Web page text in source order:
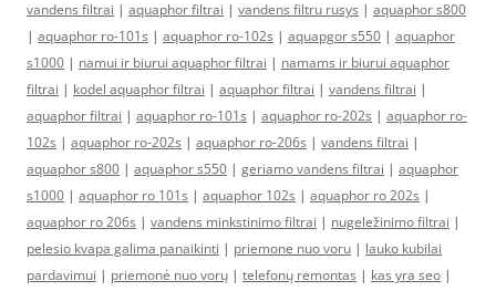
vandens filtrai | aquaphor filtrai | vandens filtru rusys | aquaphor s800
| aquaphor ro-101s | aquaphor ro-102s | aquapgor s550 | aquaphor
s1000 | namui ir biurui aquaphor filtrai | namams ir biurui aquaphor
filtrai | kodel aquaphor filtrai | aquaphor filtrai | vandens filtrai |
aquaphor filtrai | aquaphor ro-101s | aquaphor ro-202s | aquaphor ro-
102s | aquaphor ro-202s | aquaphor ro-206s | vandens filtrai |
aquaphor s800 | aquaphor s550 | geriamo vandens filtrai | aquaphor
s1000 | aquaphor ro 101s | aquaphor 102s | aquaphor ro 202s |
aquaphor ro 206s | vandens minkstinimo filtrai | nugeležinimo filtrai |
pelesio kvapa galima panaikinti | priemone nuo voru | lauko kubilai
pardavimui | priemonė nuo vorų | telefonų remontas | kas yra seo |